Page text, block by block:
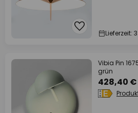
Lieferzeit:
Vibia Pin
grün
428,40 €